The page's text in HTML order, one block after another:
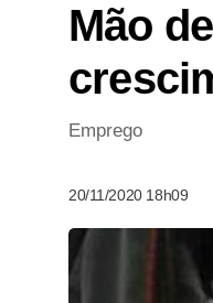
Mão
Emprego
20/11/2020 18h09